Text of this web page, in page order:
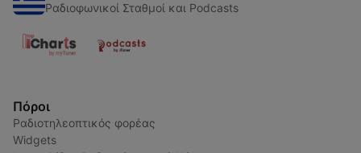
Ραδιοφωνικοί Σταθμοί και Podcasts
Πόροι
Ραδιοτηλεοπτικός φορέας
Widgets